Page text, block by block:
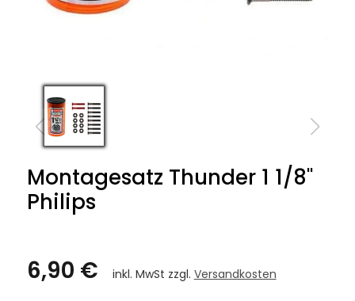
Montagesatz Thunder 1 1/8"
Philips
6,90 € inkl. MwSt zzgl. Versandkosten